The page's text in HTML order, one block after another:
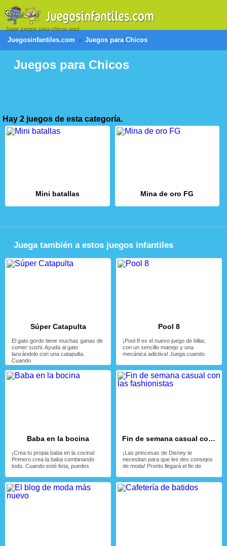
Jugar juegos para chicos aquí
Juegosinfantiles.com Juegos para Chicos
Juegos para Chicos
Hay 2 juegos de esta categoría.
Mini batallas Mina de oro FG
Juega también a estos juegos infantiles
Súper Catapulta
El gato gordo tiene muchas ganas de
comer sushi. Ayuda al gato
lanzándolo con una catapulta.
Cuando
Pool 8
¡Pool 8 es el nuevo juego de billar,
con un sencillo manejo y una
mecánica adictiva! Juega cuando
Baba en la bocina
¡Crea tu propia baba en la cocina!
Primero crea la baba combinando
todo. Cuando esté lista, puedes
Fin de semana casual con las fashionistas
¡Las princesas de Disney te
necesitan para que les des consejos
de moda! Pronto llegará el fin de